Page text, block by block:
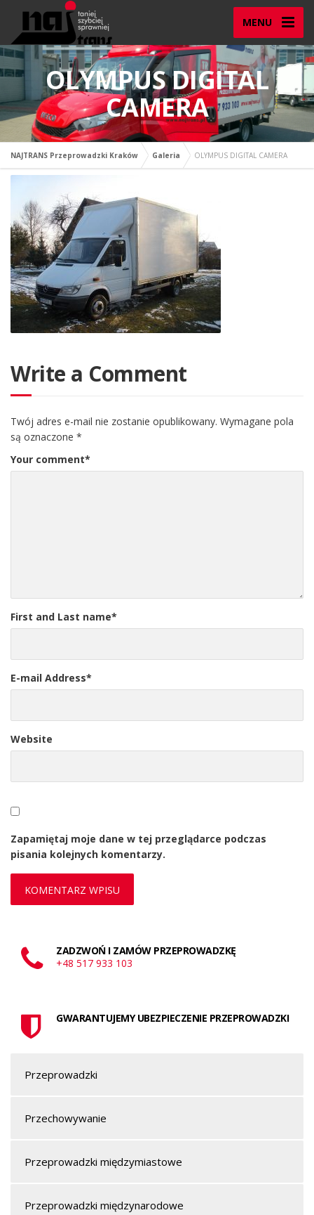
MENU
OLYMPUS DIGITAL
CAMERA
NAJTRANS Przeprowadzki Kraków Galeria OLYMPUS DIGITAL CAMERA
Write a Comment
Twój adres e-mail nie zostanie opublikowany. Wymagane pola
są oznaczone *
Your comment*
First and Last name*
E-mail Address*
Website
Zapamiętaj moje dane w tej przeglądarce podczas
pisania kolejnych komentarzy.
ZADZWOŃ I ZAMÓW PRZEPROWADZKĘ
+48 517 933 103
GWARANTUJEMY UBEZPIECZENIE PRZEPROWADZKI
Przeprowadzki
Przechowywanie
Przeprowadzki międzymiastowe
Przeprowadzki międzynarodowe